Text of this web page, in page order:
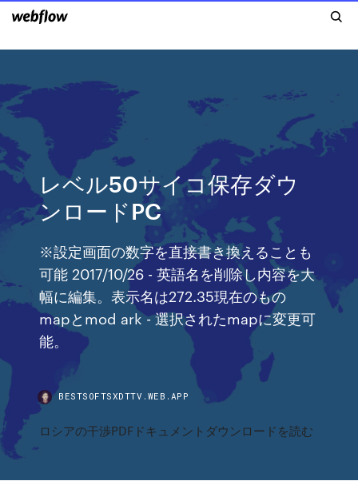
レベル50サイコ保存ダウ
ンロードPC
※設定画面の数字を直接書き換えることも
可能 2017/10/26 - 英語名を削除し内容を大
幅に編集。表示名は272.35現在のもの
mapとmod ark - 選択されたmapに変更可
能。
BESTSOFTSXDTTV.WEB.APP
ロシアの干渉PDFドキュメントダウンロードを読む